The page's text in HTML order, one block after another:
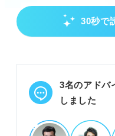
30秒で
自己PRと長所の違
ゴール。
言葉の意味は違え
POINT：仕事に直
3名のアドバ
しました